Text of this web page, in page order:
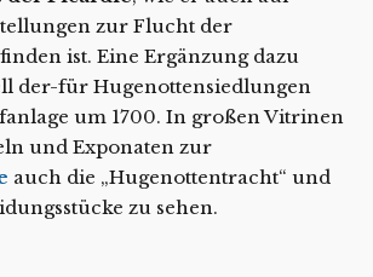
zur Flucht der
ist. Eine Ergänzung dazu
der-für Hugenottensiedlungen
um 1700. In großen Vitrinen
und Exponaten zur
auch die „Hugenottentracht“ und
zu sehen.